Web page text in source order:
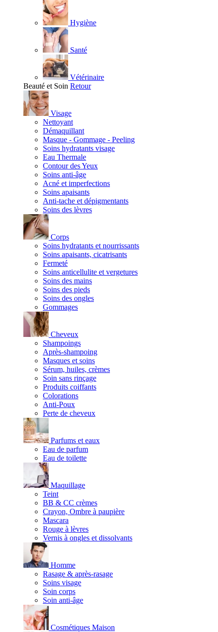
Hygiène
Santé
Vétérinaire
Beauté et Soin Retour
Visage
Nettoyant
Démaquillant
Masque - Gommage - Peeling
Soins hydratants visage
Eau Thermale
Contour des Yeux
Soins anti-âge
Acné et imperfections
Soins apaisants
Anti-tache et dépigmentants
Soins des lèvres
Corps
Soins hydratants et nourrissants
Soins apaisants, cicatrisants
Fermeté
Soins anticellulite et vergetures
Soins des mains
Soins des pieds
Soins des ongles
Gommages
Cheveux
Shampoings
Après-shampoing
Masques et soins
Sérum, huiles, crèmes
Soin sans rinçage
Produits coiffants
Colorations
Anti-Poux
Perte de cheveux
Parfums et eaux
Eau de parfum
Eau de toilette
Maquillage
Teint
BB & CC crèmes
Crayon, Ombre à paupière
Mascara
Rouge à lèvres
Vernis à ongles et dissolvants
Homme
Rasage & après-rasage
Soins visage
Soin corps
Soin anti-âge
Cosmétiques Maison